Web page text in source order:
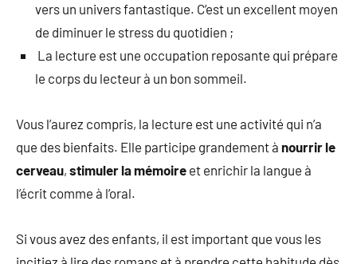
vers un univers fantastique. C’est un excellent moyen
de diminuer le stress du quotidien ;
La lecture est une occupation reposante qui prépare
le corps du lecteur à un bon sommeil.
Vous l’aurez compris, la lecture est une activité qui n’a
que des bienfaits. Elle participe grandement à nourrir le
cerveau, stimuler la mémoire et enrichir la langue à
l’écrit comme à l’oral.
Si vous avez des enfants, il est important que vous les